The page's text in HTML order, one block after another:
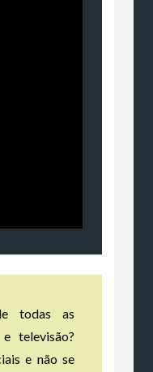
todas as
televisão?
e não se